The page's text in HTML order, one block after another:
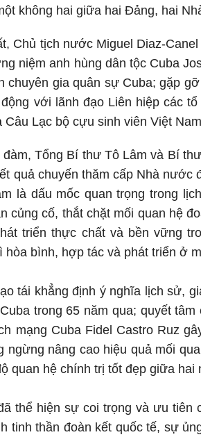
không hai giữa hai Đảng, hai
Chủ tịch nước Miguel Diaz-
niệm anh hùng dân tộc Cuba
chuyên gia quân sự Cuba; gặp
với lãnh đạo Liên hiệp các
Câu Lạc bộ cựu sinh viên Việt
đàm, Tổng Bí thư Tô Lâm và Bí
quả chuyến thăm cấp Nhà
là dấu mốc quan trọng trong
củng cố, thắt chặt mối quan hệ
triển thực chất và bền vững
hòa bình, hợp tác và phát triển ở
tái khẳng định ý nghĩa lịch sử,
trong 65 năm qua; quyết
mạng Cuba Fidel Castro Ruz
ngừng nâng cao hiệu quả mối
quan hệ chính trị tốt đẹp giữa
thể hiện sự coi trọng và ưu
tinh thần đoàn kết quốc tế, sự